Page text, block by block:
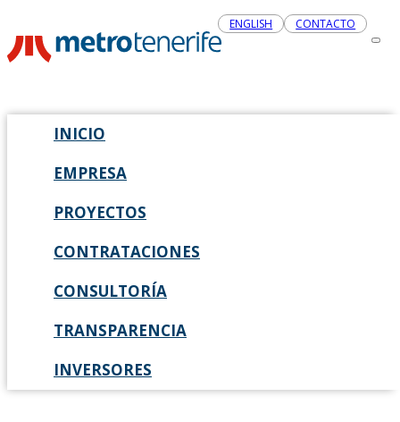
ENGLISH CONTACTO
INICIO
EMPRESA
PROYECTOS
CONTRATACIONES
CONSULTORÍA
TRANSPARENCIA
INVERSORES